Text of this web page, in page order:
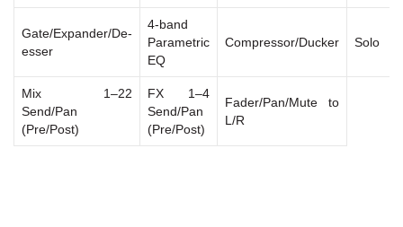
Gate/Expander/De-
esser
4-band
Parametric
EQ
Compressor/Ducker Solo
Mix 1–22
Send/Pan
(Pre/Post)
FX 1–4
Send/Pan
(Pre/Post)
Fader/Pan/Mute to
L/R